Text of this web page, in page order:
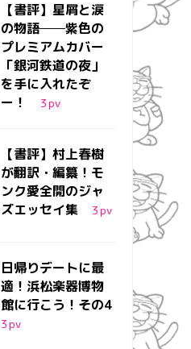
【書評】星屑と涙
の物語──紫色の
プレミアムカバー
「銀河鉄道の夜」
を手に入れたぞ
ー！
3pv
【書評】村上春樹
が翻訳・編纂！モ
ンク愛全開のジャ
ズエッセイ集
3pv
日帰りデートに最
適！浜松楽器博物
館に行こう！その4
3pv